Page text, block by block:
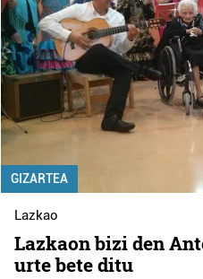
GIZARTEA
Lazkao
Lazkaon bizi den
urte bete ditu